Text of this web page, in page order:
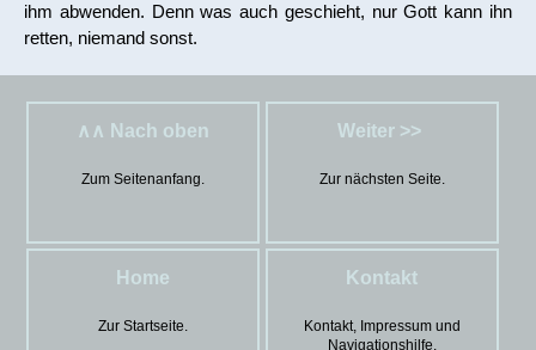
ihm abwenden. Denn was auch geschieht, nur Gott kann ihn
retten, niemand sonst.
∧∧ Nach oben
Zum Seitenanfang.
Weiter >>
Zur nächsten Seite.
Home
Zur Startseite.
Kontakt
Kontakt, Impressum und
Navigationshilfe.